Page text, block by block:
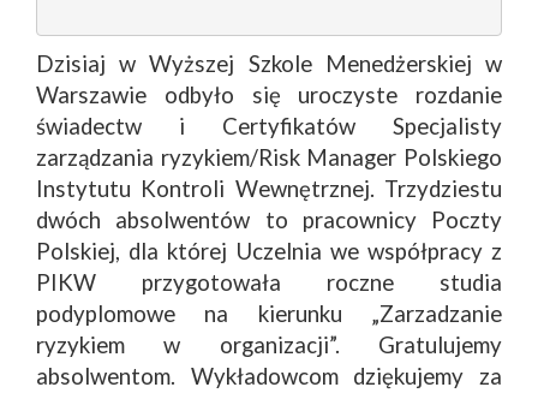
Dzisiaj w Wyższej Szkole Menedżerskiej w
Warszawie odbyło się uroczyste rozdanie
świadectw i Certyfikatów Specjalisty
zarządzania ryzykiem/Risk Manager Polskiego
Instytutu Kontroli Wewnętrznej. Trzydziestu
dwóch absolwentów to pracownicy Poczty
Polskiej, dla której Uczelnia we współpracy z
PIKW przygotowała roczne studia
podyplomowe na kierunku „Zarzadzanie
ryzykiem w organizacji”. Gratulujemy
absolwentom. Wykładowcom dziękujemy za